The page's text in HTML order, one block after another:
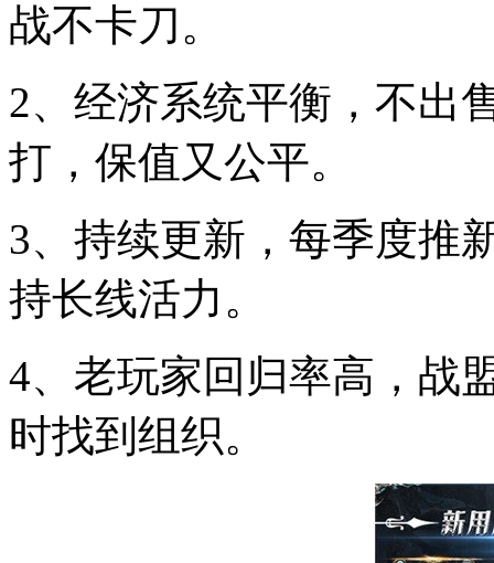
战不卡刀。
2、经济系统平衡，不出
打，保值又公平。
3、持续更新，每季度推
持长线活力。
4、老玩家回归率高，战
时找到组织。